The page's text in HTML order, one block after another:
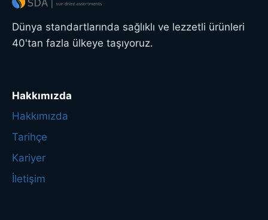
Dünya standartlarında sağlıklı ve lezzetli ürünleri
40'tan fazla ülkeye taşıyoruz.
Hakkımızda
Hakkımızda
Tarihçe
Kariyer
İletişim